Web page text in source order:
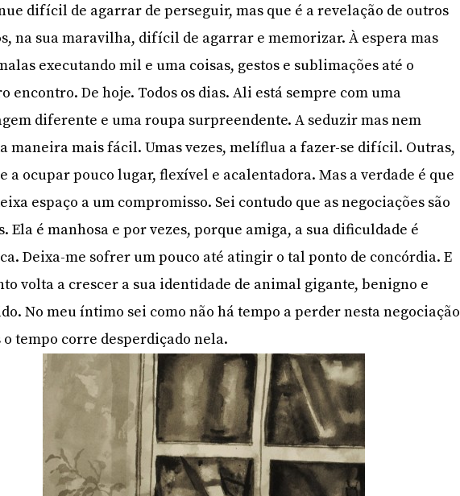
difícil de agarrar de perseguir, mas que é a revelação de outros
na sua maravilha, difícil de agarrar e memorizar. À espera mas
executando mil e uma coisas, gestos e sublimações até o
encontro. De hoje. Todos os dias. Ali está sempre com uma
diferente e uma roupa surpreendente. A seduzir mas nem
maneira mais fácil. Umas vezes, melíflua a fazer-se difícil. Outras,
a ocupar pouco lugar, flexível e acalentadora. Mas a verdade é que
espaço a um compromisso. Sei contudo que as negociações são
Ela é manhosa e por vezes, porque amiga, a sua dificuldade é
Deixa-me sofrer um pouco até atingir o tal ponto de concórdia. E
volta a crescer a sua identidade de animal gigante, benigno e
No meu íntimo sei como não há tempo a perder nesta
o tempo corre desperdiçado nela.